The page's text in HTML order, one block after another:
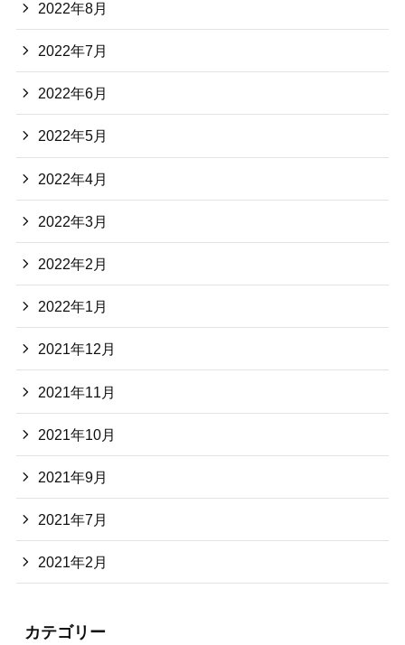
2022年8月
2022年7月
2022年6月
2022年5月
2022年4月
2022年3月
2022年2月
2022年1月
2021年12月
2021年11月
2021年10月
2021年9月
2021年7月
2021年2月
カテゴリー